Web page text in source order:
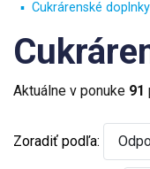
Cukrárenské doplnky
Aktuálne v ponuke 91
Zoradiť podľa: